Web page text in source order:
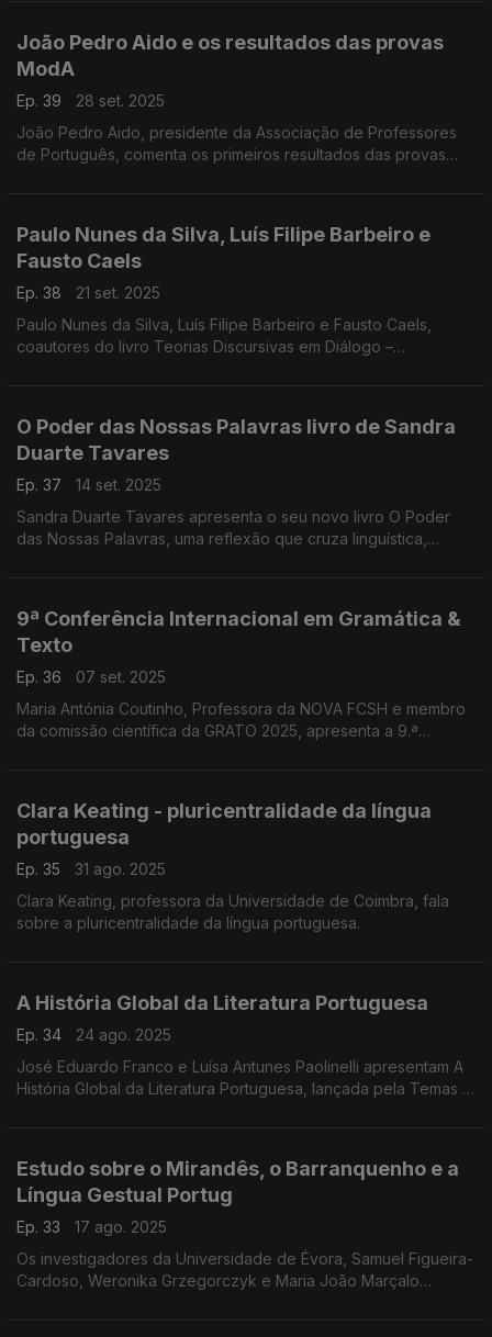
João Pedro Aido e os resultados das provas
ModA
Ep. 39
28 set. 2025
João Pedro Aido, presidente da Associação de Professores
de Português, comenta os primeiros resultados das provas
Paulo Nunes da Silva, Luís Filipe Barbeiro e
Fausto Caels
Ep. 38
21 set. 2025
Paulo Nunes da Silva, Luís Filipe Barbeiro e Fausto Caels,
coautores do livro Teorias Discursivas em Diálogo –
O Poder das Nossas Palavras livro de Sandra
Duarte Tavares
Ep. 37
14 set. 2025
Sandra Duarte Tavares apresenta o seu novo livro O Poder
das Nossas Palavras, uma reflexão que cruza linguística,
9ª Conferência Internacional em Gramática &
Texto
Ep. 36
07 set. 2025
Maria Antónia Coutinho, Professora da NOVA FCSH e membro
da comissão científica da GRATO 2025, apresenta a 9.ª
Clara Keating - pluricentralidade da língua
portuguesa
Ep. 35
31 ago. 2025
Clara Keating, professora da Universidade de Coimbra, fala
sobre a pluricentralidade da língua portuguesa.
A História Global da Literatura Portuguesa
Ep. 34
24 ago. 2025
José Eduardo Franco e Luísa Antunes Paolinelli apresentam A
História Global da Literatura Portuguesa, lançada pela Temas e
Estudo sobre o Mirandês, o Barranquenho e a
Língua Gestual Portug
Ep. 33
17 ago. 2025
Os investigadores da Universidade de Évora, Samuel Figueira-
Cardoso, Weronika Grzegorczyk e Maria João Marçalo